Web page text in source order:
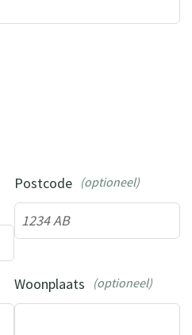
Postcode (optioneel)
Woonplaats (optioneel)